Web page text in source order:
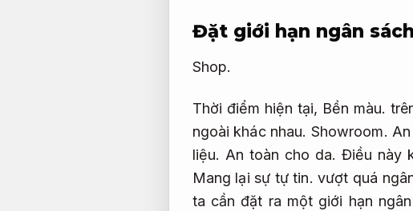
Đặt giới hạn ngân
Shop.
Thời điểm hiện tại, Bền màu.
ngoài khác nhau. Showroom.
liệu. An toàn cho da. Điều này
Mang lại sự tự tin. vượt quá
ta cần đặt ra một giới hạn